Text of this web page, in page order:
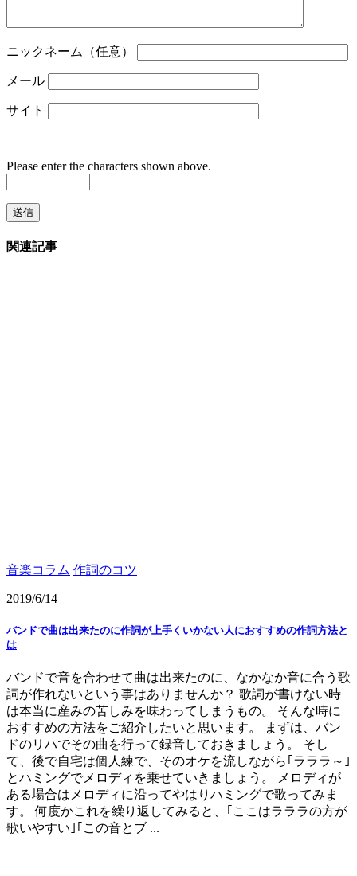
ニックネーム（任意）
メール
サイト
Please enter the characters shown above.
関連記事
音楽コラム 作詞のコツ
2019/6/14
バンドで曲は出来たのに作詞が上手くいかない人におすすめの作詞方法と
は
バンドで音を合わせて曲は出来たのに、なかなか音に合う歌
詞が作れないという事はありませんか？ 歌詞が書けない時
は本当に産みの苦しみを味わってしまうもの。 そんな時に
おすすめの方法をご紹介したいと思います。 まずは、バン
ドのリハでその曲を行って録音しておきましょう。 そし
て、後で自宅は個人練で、そのオケを流しながら｢ラララ～｣
とハミングでメロディを乗せていきましょう。 メロディが
ある場合はメロディに沿ってやはりハミングで歌ってみま
す。 何度かこれを繰り返してみると、｢ここはラララの方が
歌いやすい｣｢この音とブ ...